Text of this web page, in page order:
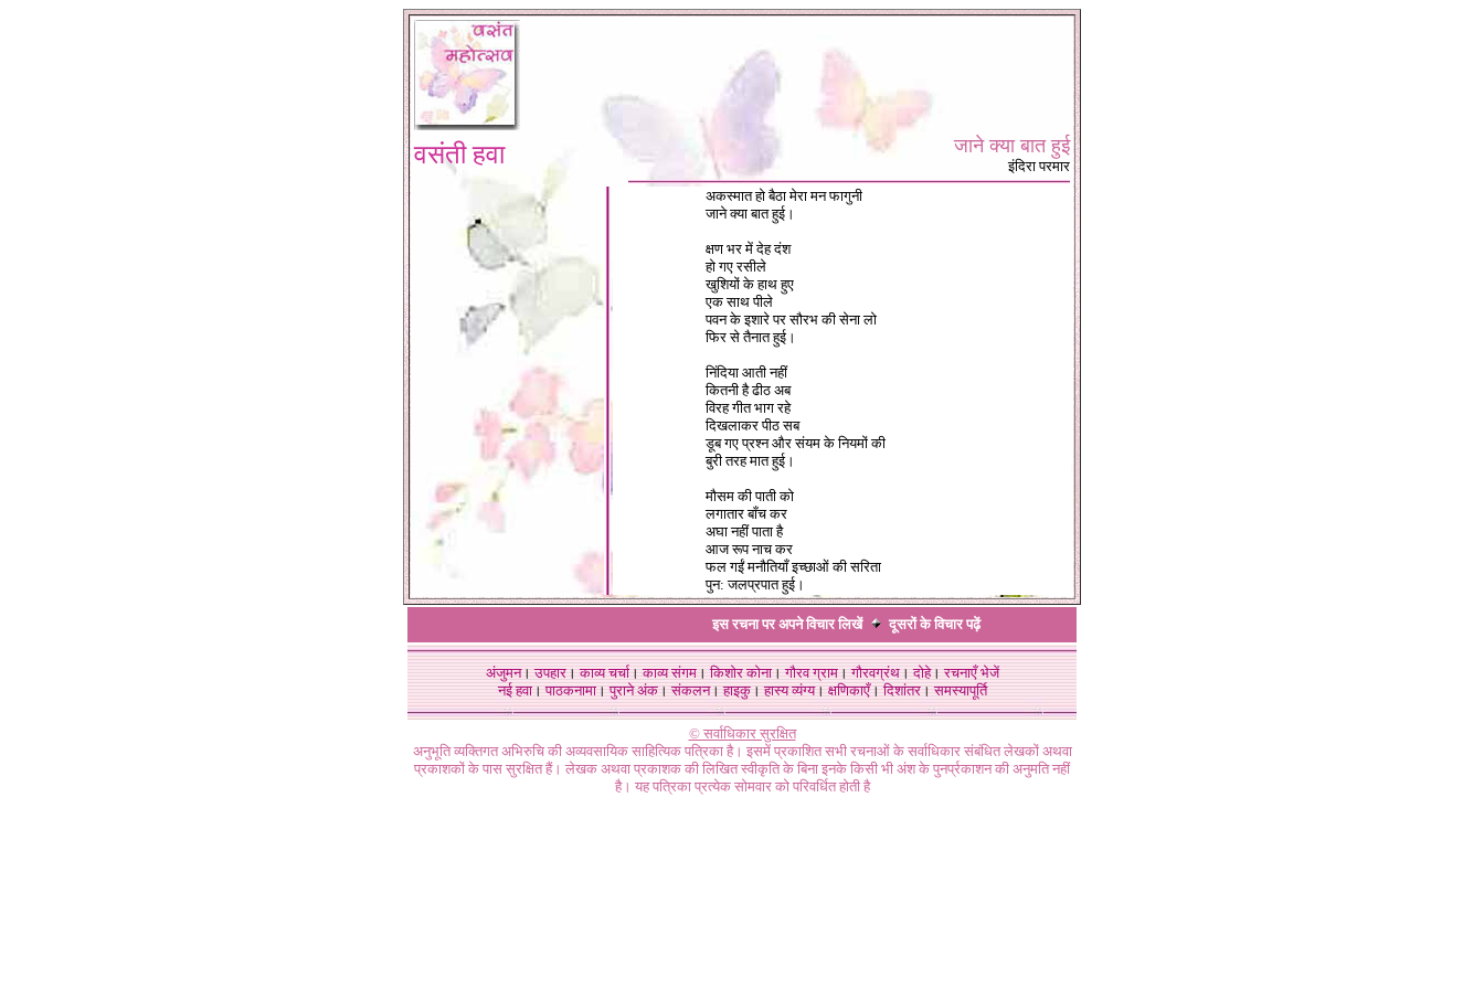
वसंती हवा जाने क्या बात हुई
इंदिरा परमार
अकस्मात हो बैठा मेरा मन फागुनी
जाने क्या बात हुई।
क्षण भर में देह दंश
हो गए रसीले
खुशियों के हाथ हुए
एक साथ पीले
पवन के इशारे पर सौरभ की सेना लो
फिर से तैनात हुई।
निंदिया आती नहीं
कितनी है ढीठ अब
विरह गीत भाग रहे
दिखलाकर पीठ सब
डूब गए प्रश्न और संयम के नियमों की
बुरी तरह मात हुई।
मौसम की पाती को
लगातार बाँच कर
अघा नहीं पाता है
आज रूप नाच कर
फल गईं मनौतियाँ इच्छाओं की सरिता
पुन: जलप्रपात हुई।
इस रचना पर अपने विचार लिखें दूसरों के विचारपढ़ें
अंजुमन।उपहार।काव्य चर्चा।काव्य संगम।किशोर कोना।गौरव ग्राम।गौरवग्रंथ।दोहे।रचनाएँ भेजें
नई हवा। पाठकनामा। पुराने अंक। संकलन। हाइकु। हास्य व्यंग्य। क्षणिकाएँ। दिशांतर। समस्यापूर्ति
© सर्वाधिकार सुरक्षित
अनुभूति व्यक्तिगत अभिरुचि की अव्यवसायिक साहित्यिक पत्रिका है। इसमें प्रकाशित सभी रचनाओं के सर्वाधिकार संबंधित लेखकों अथवा
प्रकाशकों के पास सुरक्षित हैं। लेखक अथवा प्रकाशक की लिखित स्वीकृति के बिना इनके किसी भी अंश के पुनर्प्रकाशन की अनुमति नहीं
है। यह पत्रिका प्रत्येक सोमवार को परिवर्धित होती है